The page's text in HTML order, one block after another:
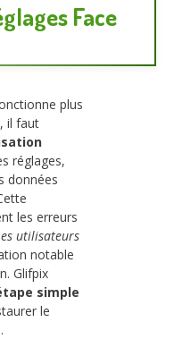
Face
plus
il faut
réglages,
données
les erreurs
utilisateurs
notable
Glifpix
simple
le